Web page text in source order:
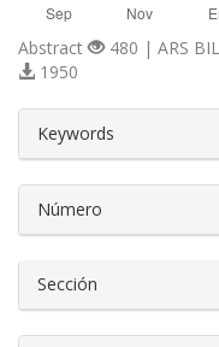
Abstract
480 | ARS
1950
Keywords
Número
Sección